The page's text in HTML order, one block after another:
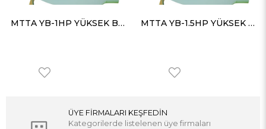
MTTA YB-1HP YÜKSEK BASINÇLI KÖRÜK FANI 670 m³/h 300 mmSS MTTA YB-1.5HP YÜKSEK BASINÇLI KÖRÜK FANI 710 m³/h 410 mmSS
ÜYE FİRMALARI KEŞFEDİN
Kategorilerde listelenen üye firmaları